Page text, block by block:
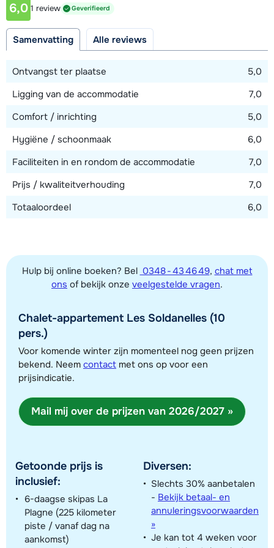
Hoewel dit appartement over meer slaapplaatsen beschikt,
is de maximale toegestane bezetting 10 personen.
Afstand tot piste
800 meter
Afstand tot skilift
200 meter
Bekijk kaart
Toon alle accommodaties in dit gebied
exacte locatie kan enigszins afwijken.
6,0 1 review Geverifieerd
Samenvatting Alle reviews
Ontvangst ter plaatse
5,0
Ligging van de accommodatie
7,0
Comfort / inrichting
5,0
Hygiëne / schoonmaak
6,0
Faciliteiten in en rondom de accommodatie
7,0
Prijs / kwaliteitverhouding
7,0
Totaaloordeel
6,0
Hulp bij online boeken? Bel 0348 - 43 46 49, chat met
ons of bekijk onze veelgestelde vragen.
Chalet-appartement Les Soldanelles (10
pers.)
Voor komende winter zijn momenteel nog geen prijzen
bekend. Neem contact met ons op voor een
prijsindicatie.
Mail mij over de prijzen van 2026/2027 »
Getoonde prijs is
inclusief:
6-daagse skipas La
Plagne (225 kilometer
piste / vanaf dag na
aankomst)
Diversen:
Slechts 30% aanbetalen
- Bekijk betaal- en
annuleringsvoorwaarden
»
Je kan tot 4 weken voor